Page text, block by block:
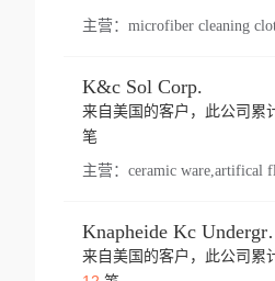
主营： microfiber cleaning
K&c Sol Corp.
来自美国的客户，此公司累
笔
主营： ceramic ware,artifical
来自美国的客户，此公司累